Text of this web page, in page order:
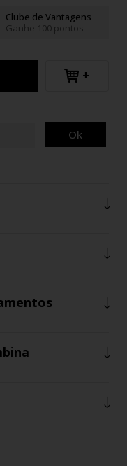
Clube de Vantagens
Ganhe 100 pontos
+
Ok